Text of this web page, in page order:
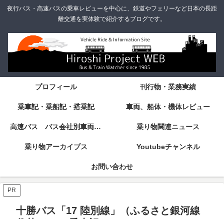
夜行バス・高速バスの乗車レビューを中心に、鉄道やフェリーなど日本の長距
離交通を実体験で紹介するブログです。
プロフィール 刊行物・業務実績
乗車記・乗船記・搭乗記 車両、船体・機体レビュー
高速バス バス会社別車両・設備・シート紹介 乗り物関連ニュース
乗り物アーカイブス Youtubeチャンネル
お問い合わせ
PR
十勝バス「17 陸別線」（ふるさと銀河線